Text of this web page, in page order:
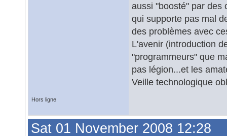
aussi "boosté" par des
qui supporte pas mal
des problèmes avec
L'avenir (introduction
"programmeurs" que
pas légion...et les
Veille technologique
Hors ligne
Sat 01 November 2008 12:28